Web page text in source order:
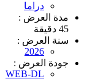
دراما
مدة العرض :
45 دقيقة
سنة العرض :
2026
جودة العرض :
WEB-DL